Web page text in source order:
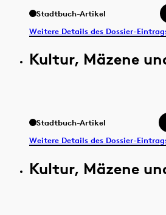
Stadtbuch-Artikel
Weitere Details des Dossier-
Kultur, Mäzene
Stadtbuch-Artikel
Weitere Details des Dossier-
Kultur, Mäzene